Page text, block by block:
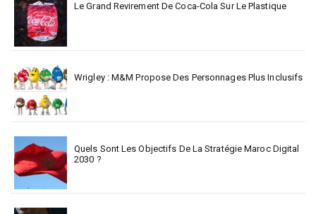
Le Grand Revirement De Coca-Cola Sur Le Plastique
Wrigley : M&M Propose Des Personnages Plus Inclusifs
Quels Sont Les Objectifs De La Stratégie Maroc Digital
2030 ?